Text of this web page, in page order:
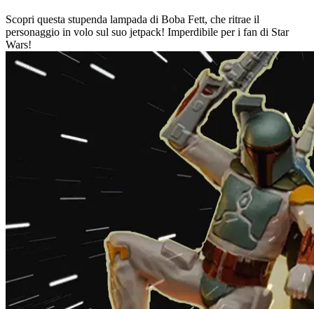
Scopri questa stupenda lampada di Boba Fett, che ritrae il
personaggio in volo sul suo jetpack! Imperdibile per i fan di Star
Wars!